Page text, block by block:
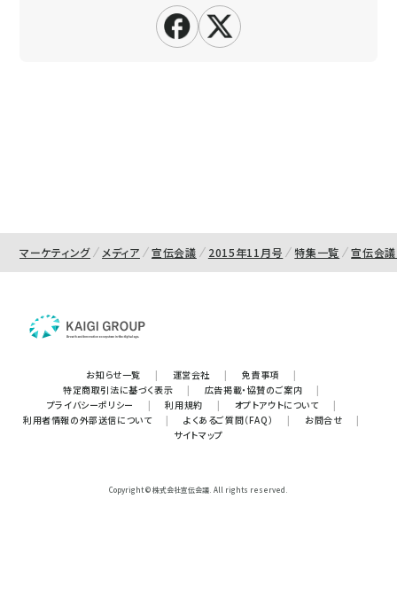
マーケティング メディア 宣伝会議 2015年11月号 特集一覧 宣伝会
お知らせ一覧 | 運営会社 | 免責事項
|
特定商取引法に基づく表示
| 広告掲載・協賛のご案内
|
プライバシーポリシー
| 利用規約 | オプトアウトについて
|
利用者情報の外部送信について
| よくあるご質問（FAQ） | お問合せ
|
サイトマップ
Copyright © 株式会社宣伝会議. All rights reserved.